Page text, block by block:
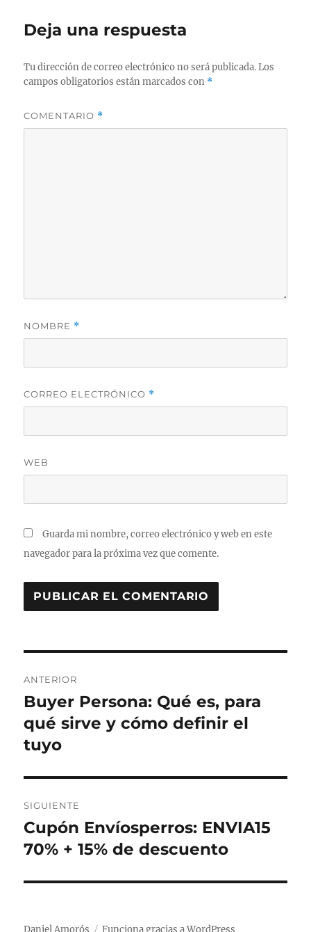
Deja una respuesta
Tu dirección de correo electrónico no será publicada. Los
campos obligatorios están marcados con *
COMENTARIO *
NOMBRE *
CORREO ELECTRÓNICO *
WEB
Guarda mi nombre, correo electrónico y web en este
navegador para la próxima vez que comente.
a
v
e
g
a
c
ANTERIOR
E
n
t
a
a
n
Buyer Persona: Qué es, para
qué sirve y cómo definir el
tuyo
SIGUIENTE
E
n
r
d
Cupón Envíosperros: ENVIA15
70% + 15% de descuento
Daniel Amorós Funciona gracias a WordPress